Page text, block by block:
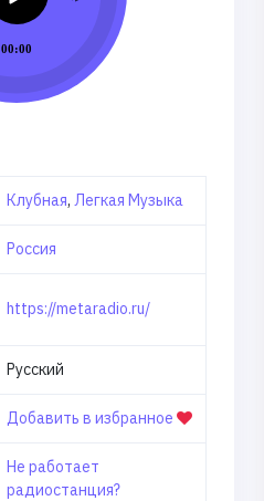
00:00
Клубная, Легкая Музыка
Россия
https://metaradio.ru/
Русский
Добавить в избранное
Не работает
радиостанция?